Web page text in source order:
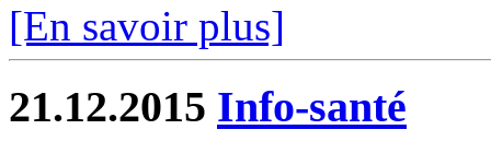
[En savoir plus]
21.12.2015 Info-santé